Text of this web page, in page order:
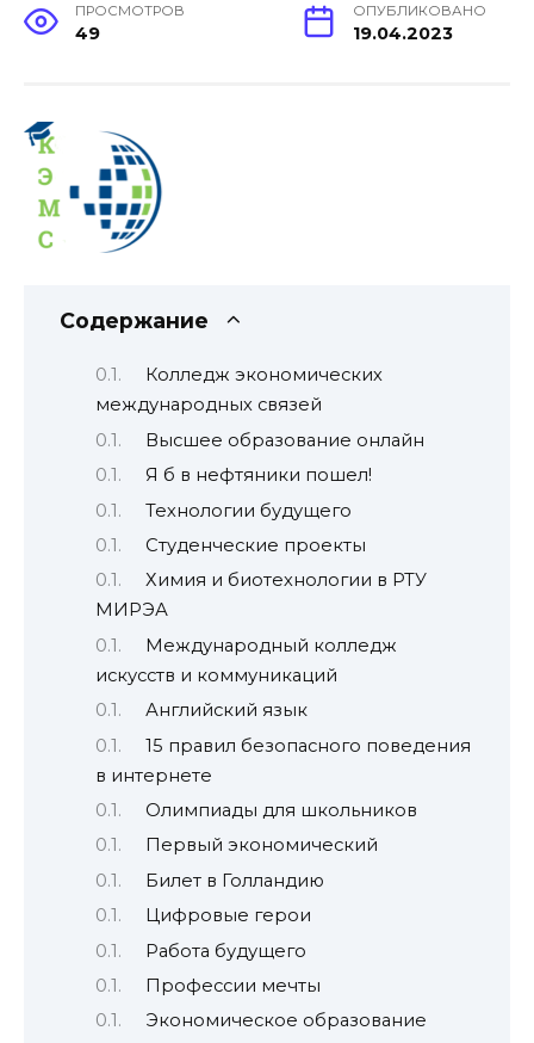
ПРОСМОТРОВ
49
ОПУБЛИКОВАНО
19.04.2023
Содержание
Колледж экономических
международных связей
Высшее образование онлайн
Я б в нефтяники пошел!
Технологии будущего
Студенческие проекты
Химия и биотехнологии в РТУ
МИРЭА
Международный колледж
искусств и коммуникаций
Английский язык
15 правил безопасного поведения
в интернете
Олимпиады для школьников
Первый экономический
Билет в Голландию
Цифровые герои
Работа будущего
Профессии мечты
Экономическое образование